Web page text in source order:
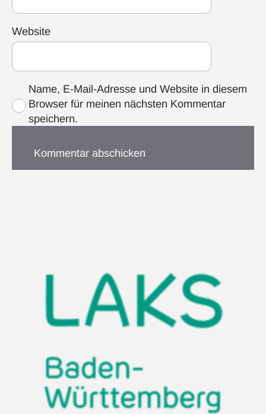
Website
Name, E-Mail-Adresse und Website in diesem
Browser für meinen nächsten Kommentar
speichern.